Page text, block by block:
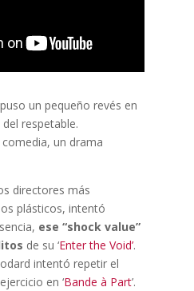
un pequeño revés en
respetable.
un drama
directores más
plásticos, intentó
ese “shock value”
de su ‘Enter the Void’.
intentó repetir el
en ‘Bande à Part’.